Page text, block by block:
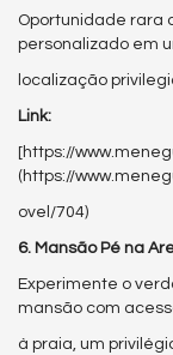
Oportunidade rara
personalizado em
localização
Link:
[https://
(https://
ovel/704)
6. Mansão Pé na
Experimente o
mansão com
à praia, um